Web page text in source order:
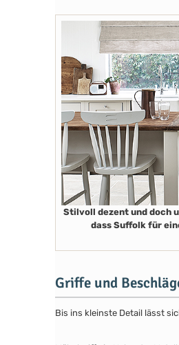
Stilvoll dezent und doch
dass Suffolk für
Griffe und
Bis ins kleinste Detail lässt